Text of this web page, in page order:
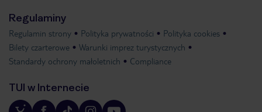
Regulaminy
Regulamin strony Polityka prywatności
Polityka cookies
Bilety czarterowe
Warunki imprez turystycznych
Standardy ochrony małoletnich
Compliance
TUI w Internecie